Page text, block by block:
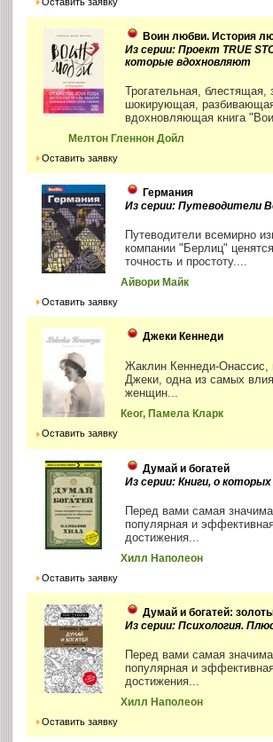
Воин любви. История
Из серии: Проект TRUE
которые вдохновляют
Трогательная, блестящая,
шокирующая,
вдохновляющая книга
Мелтон Гленнон Дойл
Оставить заявку
Германия
Из серии: Путеводители
Путеводители всемирно
компании "Берлиц"
точность и простоту....
Айвори Майк
Оставить заявку
Джеки Кеннеди
Жаклин Кеннеди-Онассис,
Джеки, одна из самых
женщин...
Кеог, Памела Кларк
Оставить заявку
Думай и богатей
Из серии: Книги, о
Перед вами самая
популярная и
достижения...
Хилл Наполеон
Оставить заявку
Думай и богатей:
Из серии: Психология.
Перед вами самая
популярная и
достижения...
Хилл Наполеон
Оставить заявку